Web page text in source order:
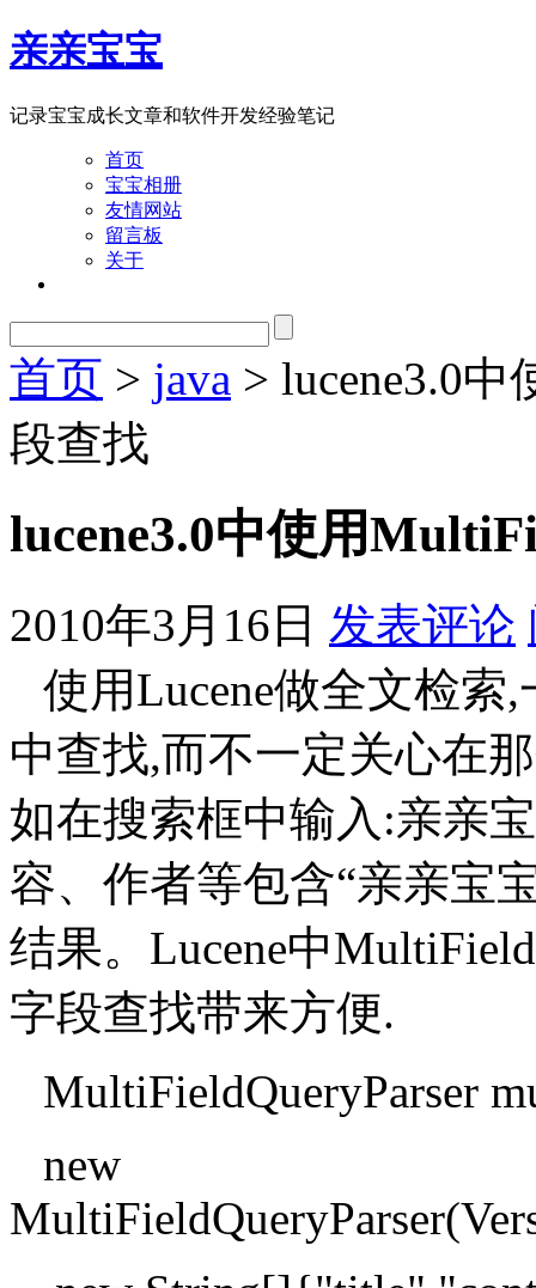
亲亲宝宝
记录宝宝成长文章和软件开发经验笔记
首页
宝宝相册
友情网站
留言板
关于
首页 > java > lucene3.0中
段查找
lucene3.0中使用
2010年3月16日 发表评论
使用Lucene做全文检
中查找,而不一定关心在
如在搜索框中输入:亲亲
容、作者等包含“亲亲宝
结果。Lucene中
字段查找带来方便.
MultiFieldQueryParser
new